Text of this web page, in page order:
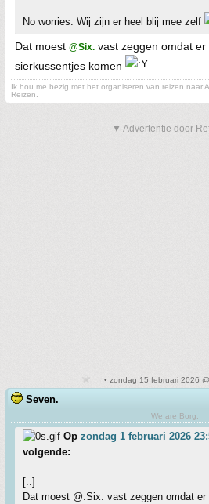
No worries. Wij zijn er heel blij mee zelf
Dat moest @Six. vast zeggen omdat
sierkussentjes komen
Ik hou me bezig met het organiseren van reizen naar
Reizen.
▼ Advertentie door
• zondag 15 februari 2026
Seven.
We are Borg.
Op zondag 1 februari 2026
volgende:
[..]
Dat moest @:Six. vast zeggen omdat er